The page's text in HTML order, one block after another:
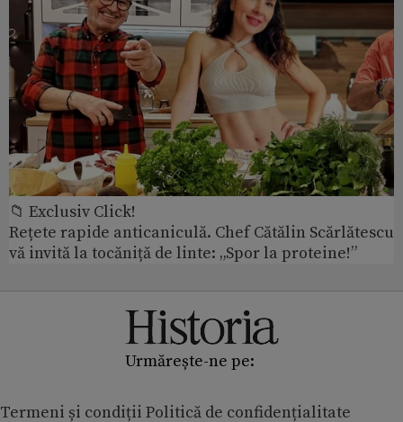
📁 Exclusiv Click!
Rețete rapide anticaniculă. Chef Cătălin Scărlătescu
vă invită la tocăniță de linte: „Spor la proteine!”
Urmărește-ne pe:
Termeni și condiții Politică de confidențialitate